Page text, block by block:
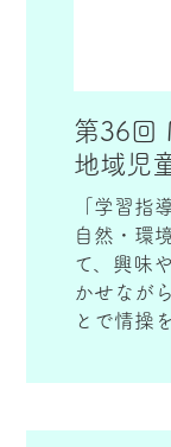
第36回
地域児
「学習指
自然・環
て、興味
かせなが
とで情操
姶良・伊
していま